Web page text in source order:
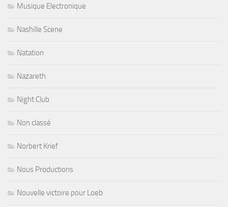
Musique Electronique
Nashille Scene
Natation
Nazareth
Night Club
Non classé
Norbert Krief
Nous Productions
Nouvelle victoire pour Loeb